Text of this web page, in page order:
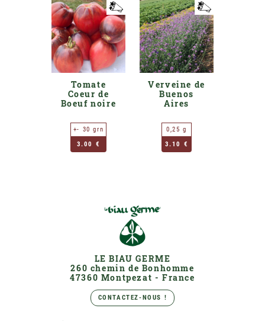
Tomate
Coeur de
Boeuf noire
+- 30 grn
3.00 €
Verveine de
Buenos
Aires
0,25 g
3.10 €
LE BIAU GERME
260 chemin de Bonhomme
47360 Montpezat - France
CONTACTEZ-NOUS !